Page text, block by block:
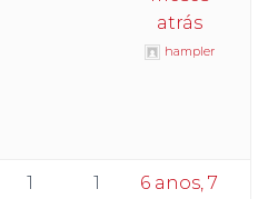
atrás
hampler
1 1
6 anos, 7